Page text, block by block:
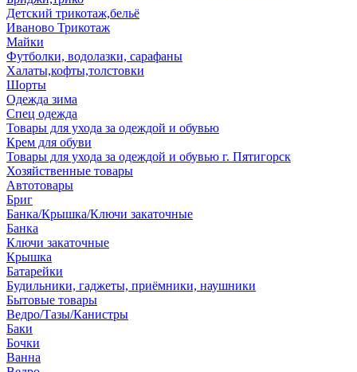
Детский трикотаж,бельё
Иваново Трикотаж
Майки
Футболки, водолазки, сарафаны
Халаты,кофты,толстовки
Шорты
Одежда зима
Спец одежда
Товары для ухода за одеждой и обувью
Крем для обуви
Товары для ухода за одеждой и обувью г. Пятигорск
Хозяйственные товары
Автотовары
Бриг
Банка/Крышка/Ключи закаточные
Банка
Ключи закаточные
Крышка
Батарейки
Будильники, гаджеты, приёмники, наушники
Бытовые товары
Ведро/Тазы/Канистры
Баки
Бочки
Ванна